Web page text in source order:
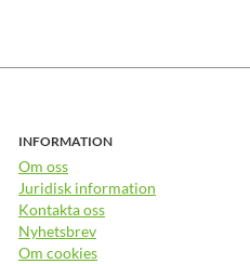
INFORMATION
Om oss
Juridisk information
Kontakta oss
Nyhetsbrev
Om cookies